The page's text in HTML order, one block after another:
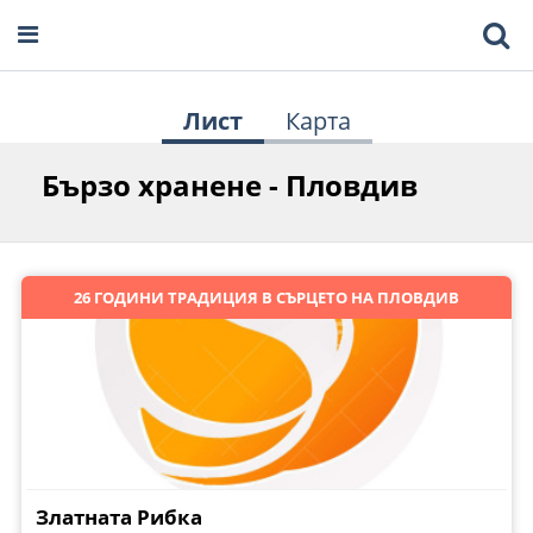
Лист Карта
Бързо хранене - Пловдив
26 ГОДИНИ ТРАДИЦИЯ В СЪРЦЕТО НА ПЛОВДИВ
Златната Рибка